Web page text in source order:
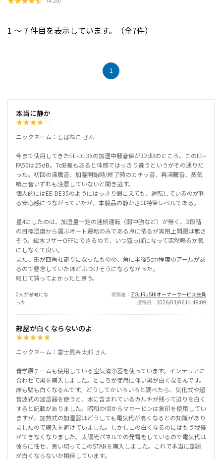
1 ～ 7 件目を表示しています。（全7件）
1
本当に静か
★★★★
ニックネーム：しばねこ さん
今まで使用してきたEE-DE35の加湿中騒音値が32dBのところ、このEE-
FA50は25dB。7dB差もあると体感ではっきり違うというがその通りだ
った。初回の沸騰音、加湿開始時/終了時のカチッ音、再沸騰音、蒸気
噴出音いずれも注意していないと聞き逃す。
個人的にはEE-DE35のようにはっきり聞こえても、運転しているのが判
る安心感につながっていたが、本製品の静かさは特筆レベルである。
星4にしたのは、加湿量一定の連続運転（弱中強など）が無く、3段階
の目標湿度から選ぶオート運転のみである点に依るが実用上問題は無さ
そう。給水ブザーOFFにできるので、いつ空っぽになって突然鳴るか気
にしなくて良い。
また、形が四角柱寄りになったものの、角に半径5cm程度のアールがあ
るので懸念していたほどぶつけそうにならなかった。
総じて買ってよかったと思う。
0人が参考にな
った
投稿者
ZOJIRUSHIオーナーサービス会員
投稿日
2026/03/06 14:48:09
部屋が白くならないのよ
★★★★★
ニックネーム：富士見茶太郎 さん
青学原チームも使用している空気清浄器を使っています。インテリアに
合わせて黒を購入しました。ところが使用に伴い黒が白くなるんです。
床も壁も白くなるんです。どうしてかいろいろと調べたら、気化式や超
音波式の加湿器を使うと、水に含まれているカルキが残って辺りを白く
すると記載がありました。昭和の頃からマホービンは象印を使用してい
ますが、加熱式の加湿器はどうしても電気代が高くなるとの知識があり
ましたので購入を避けていました。しかしこの白くなるのにはもう我慢
ができなくなりました。太陽光パネルでの発電をしているので電気代は
彼らに任せ、思い切ってこのSTANを購入しました。これで本当に部屋
が白くならないか期待しています。